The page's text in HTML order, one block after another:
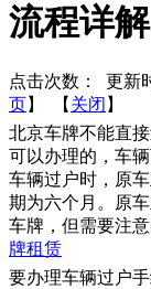
流程详解
点击次数： 更新
页】 【 关闭 】
北京车牌不能直
可以办理的，车
车辆过户时，原
期为六个月。原
车牌，但需要注
牌租赁
要办理车辆过户